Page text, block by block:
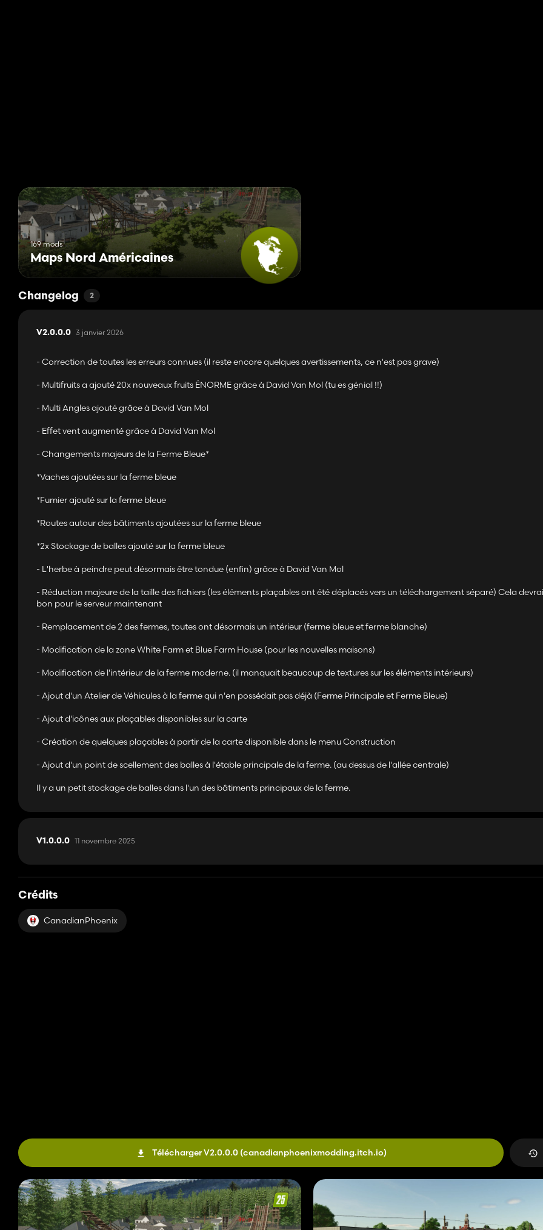
-MA7Studio,Évacuateur de fumier
-Roger, Vieille Grange/Silo
-KDModding Krzysztof Dadej,Piscine de la ferme
-PlaceableFarmer, sacs AG
-BrudiTV, Shell
-Newell_Gaming, Cabane dans les arbres++
Contactez-moi sur ma page Fb, CanadianPhoenixModding:https://www.facebook.com/profile.php?id=100082798327566
169 mods
Maps Nord Américaines
Changelog 2
V2.0.0.0 3 janvier 2026
- Correction de toutes les erreurs connues (il reste encore quelques avertissements, ce n'est pas grave)
- Multifruits a ajouté 20x nouveaux fruits ÉNORME grâce à David Van Mol (tu es génial !!)
- Multi Angles ajouté grâce à David Van Mol
- Effet vent augmenté grâce à David Van Mol
- Changements majeurs de la Ferme Bleue*
*Vaches ajoutées sur la ferme bleue
*Fumier ajouté sur la ferme bleue
*Routes autour des bâtiments ajoutées sur la ferme bleue
*2x Stockage de balles ajouté sur la ferme bleue
- L'herbe à peindre peut désormais être tondue (enfin) grâce à David Van Mol
- Réduction majeure de la taille des fichiers (les éléments plaçables ont été déplacés vers un téléchargement séparé) Cela
bon pour le serveur maintenant
- Remplacement de 2 des fermes, toutes ont désormais un intérieur (ferme bleue et ferme blanche)
- Modification de la zone White Farm et Blue Farm House (pour les nouvelles maisons)
- Modification de l'intérieur de la ferme moderne. (il manquait beaucoup de textures sur les éléments intérieurs)
- Ajout d'un Atelier de Véhicules à la ferme qui n'en possédait pas déjà (Ferme Principale et Ferme Bleue)
- Ajout d'icônes aux plaçables disponibles sur la carte
- Création de quelques plaçables à partir de la carte disponible dans le menu Construction
- Ajout d'un point de scellement des balles à l'étable principale de la ferme. (au dessus de l'allée centrale)
Il y a un petit stockage de balles dans l'un des bâtiments principaux de la ferme.
V1.0.0.0 11 novembre 2025
Crédits
CanadianPhoenix
Télécharger V2.0.0.0 (canadianphoenixmodding.itch.io)